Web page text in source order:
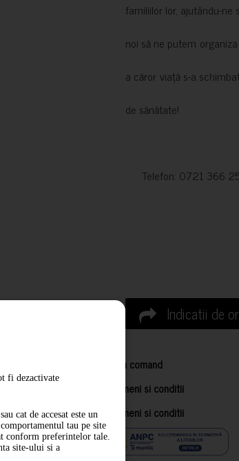
familiilor lor, ajutându-
noi să ne putem
a căror viață s-a
de sănătate!
Telefon: 0721
Indicatii de
Cum comand
Termeni si conditii
Termeni si conditii
fi dezactivate
cat de accesat este un
tau pe site
conform preferintelor tale.
site-ului si a